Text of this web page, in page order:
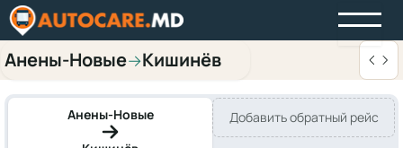
Анены-Новые→Кишинёв
Анены-Новые Добавить обратный рейс